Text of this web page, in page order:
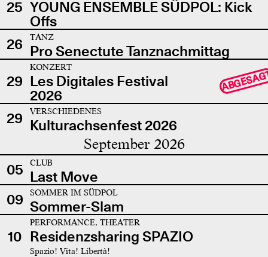
25 YOUNG ENSEMBLE SÜDPOL: Kick
Offs
26
TANZ
Pro Senectute Tanznachmittag
29
KONZERT
Les Digitales Festival
2026
29 VERSCHIEDENES
Kulturachsenfest 2026
September 2026
05 CLUB
Last Move
09
SOMMER IM SÜDPOL
Sommer-Slam
10
PERFORMANCE, THEATER
Residenzsharing SPAZIO
Spazio! Vita! Libertà!